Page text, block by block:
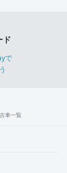
車一覧
ド